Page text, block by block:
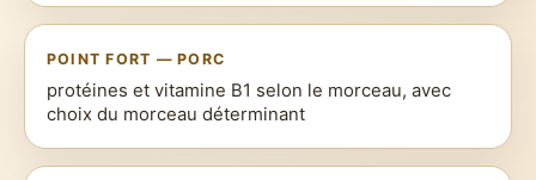
POINT FORT — PORC
protéines et vitamine B1 selon le morceau, avec
choix du morceau déterminant